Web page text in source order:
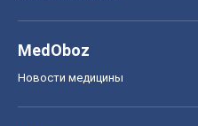
MedOboz
Новости медицины